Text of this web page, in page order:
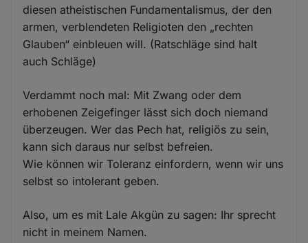
diesen atheistischen Fundamentalismus, der den
armen, verblendeten Religioten den „rechten
Glauben“ einbleuen will. (Ratschläge sind halt
auch Schläge)
Verdammt noch mal: Mit Zwang oder dem
erhobenen Zeigefinger lässt sich doch niemand
überzeugen. Wer das Pech hat, religiös zu sein,
kann sich daraus nur selbst befreien.
Wie können wir Toleranz einfordern, wenn wir uns
selbst so intolerant geben.
Also, um es mit Lale Akgün zu sagen: Ihr sprecht
nicht in meinem Namen.